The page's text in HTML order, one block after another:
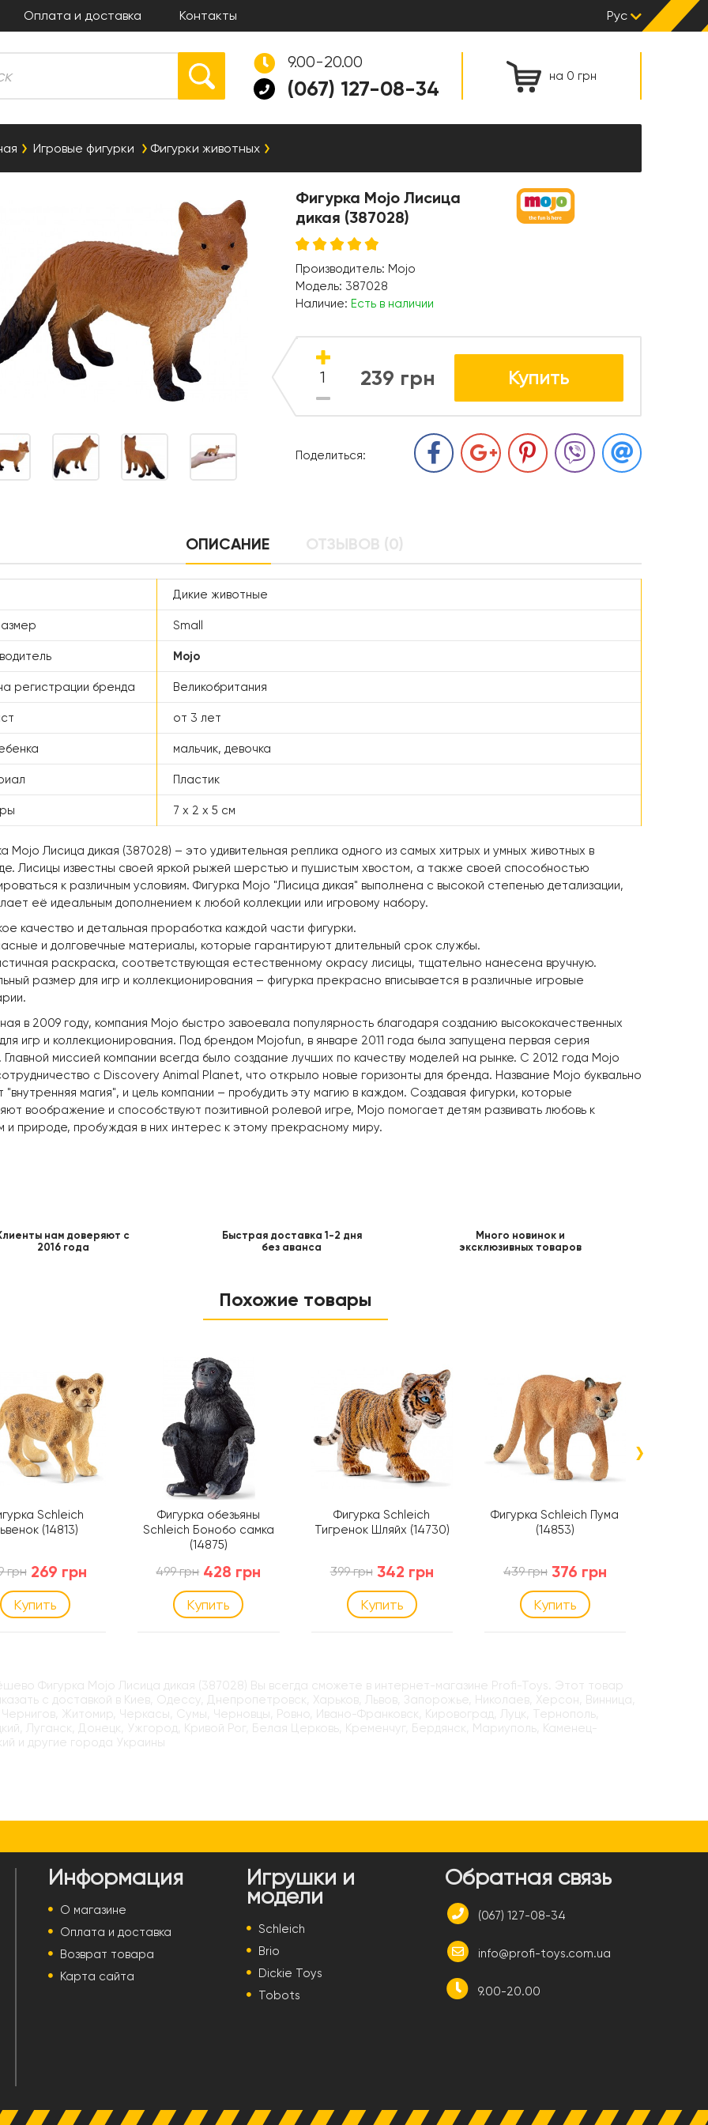
Оплата и доставка Контакты Рус
на 0 грн
9.00-20.00
(067) 127-08-34
Игровые фигурки Фигурки животных
Фигурка Mojo Лисица
дикая (387028)
Производитель: Mojo
Модель: 387028
Наличие: Есть в наличии
239 грн Купить
Поделиться:
ОПИСАНИЕ ОТЗЫВОВ (0)
Дикие животные
Small
Mojo
регистрации бренда Великобритания
от 3 лет
мальчик, девочка
Пластик
7 x 2 x 5 см
Mojo Лисица дикая (387028) – это удивительная реплика одного из самых хитрых и умных животных в
Лисицы известны своей яркой рыжей шерстью и пушистым хвостом, а также своей способностью
к различным условиям. Фигурка Mojo "Лисица дикая" выполнена с высокой степенью детализации,
её идеальным дополнением к любой коллекции или игровому набору.
качество и детальная проработка каждой части фигурки.
и долговечные материалы, которые гарантируют длительный срок службы.
раскраска, соответствующая естественному окрасу лисицы, тщательно нанесена вручную.
размер для игр и коллекционирования – фигурка прекрасно вписывается в различные игровые
в 2009 году, компания Mojo быстро завоевала популярность благодаря созданию высококачественных
игр и коллекционирования. Под брендом Mojofun, в январе 2011 года была запущена первая серия
Главной миссией компании всегда было создание лучших по качеству моделей на рынке. С 2012 года Mojo
с Discovery Animal Planet, что открыло новые горизонты для бренда. Название Mojo буквально
"внутренняя магия", и цель компании – пробудить эту магию в каждом. Создавая фигурки, которые
воображение и способствуют позитивной ролевой игре, Mojo помогает детям развивать любовь к
и природе, пробуждая в них интерес к этому прекрасному миру.
нам доверяют с
2016 года
Быстрая доставка 1-2 дня
без аванса
Много новинок и
эксклюзивных товаров
Похожие товары
Schleich
(14813)
грн 269 грн
Купить
Фигурка обезьяны
Schleich Бонобо самка
(14875)
499 грн 428 грн
Купить
Фигурка Schleich
Тигренок Шляйх (14730)
399 грн 342 грн
Купить
Фигурка Schleich Пума
(14853)
439 грн 376 грн
Купить
›
Фигурка Mojo Лисица дикая (387028) Вы всегда сможете в интернет-магазине Profi-Toys. Этот товар
с доставкой в Киев, Одессу, Днепропетровск, Харьков, Львов, Запорожье, Николаев, Херсон, Винница,
Чернигов, Житомир, Черкасы, Сумы, Черновцы, Ровно, Ивано-Франковск, Кировоград, Луцк, Тернополь,
Луганск, Донецк, Ужгород, Кривой Рог, Белая Церковь, Кременчуг, Бердянск, Мариуполь, Каменец-
и другие города Украины
Информация
О магазине
Оплата и доставка
Возврат товара
Карта сайта
Игрушки и
модели
Schleich
Brio
Dickie Toys
Tobots
Обратная связь
(067) 127-08-34
info@profi-toys.com.ua
9.00-20.00